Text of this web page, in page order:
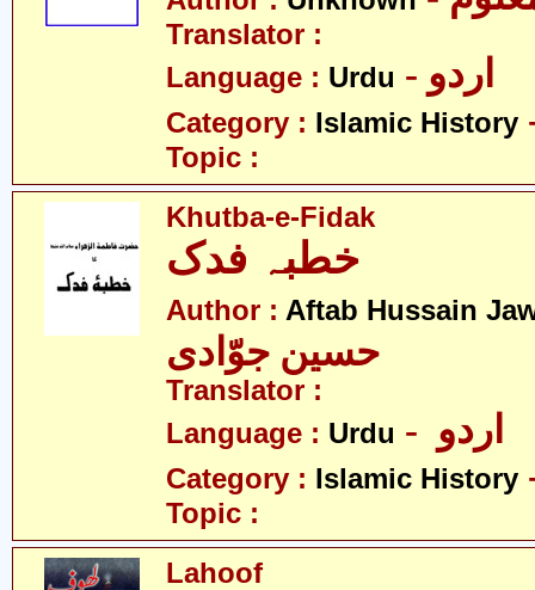
Translator :
Language : Urdu - اردو
Category : Islamic History
Topic :
Khutba-e-Fidak
خطبہ فدک
Author : Aftab Hussain
Translator :
Language : Urdu
Category : Islamic History
Topic :
Lahoof